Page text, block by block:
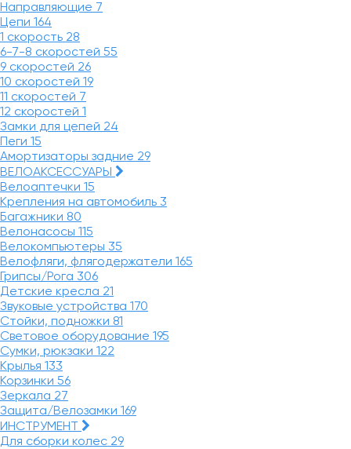
Направляющие 7
Цепи 164
1 скорость 28
6-7-8 скоростей 55
9 скоростей 26
10 скоростей 19
11 скоростей 7
12 скоростей 1
Замки для цепей 24
Пеги 15
Амортизаторы задние 29
ВЕЛОАКСЕССУАРЫ
Велоаптечки 15
Крепления на автомобиль 3
Багажники 80
Велонасосы 115
Велокомпьютеры 35
Велофляги, флягодержатели 165
Грипсы/Рога 306
Детские кресла 21
Звуковые устройства 170
Стойки, подножки 81
Световое оборудование 195
Сумки, рюкзаки 122
Крылья 133
Корзинки 56
Зеркала 27
Защита/Велозамки 169
ИНСТРУМЕНТ
Для сборки колес 29